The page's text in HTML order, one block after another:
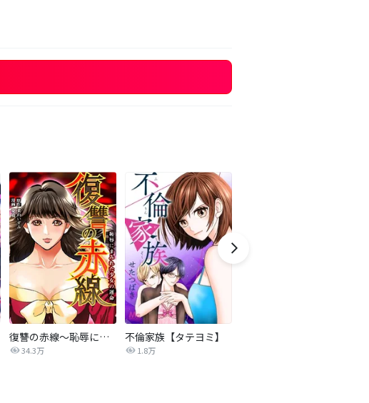
復讐の赤線～恥辱にまみれた少女の運命～【タテヨミ】
34.3万
不倫家族【タテヨミ】
1.8万